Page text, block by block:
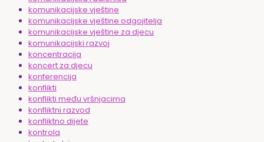
komunikacijske vještine
komunikacijske vještine odgojitelja
komunikacijske vještine za djecu
komunikacijski razvoj
koncentracija
koncert za djecu
konferencija
konflikti
konflikti među vršnjacima
konfliktni razvod
konfliktno dijete
kontrola